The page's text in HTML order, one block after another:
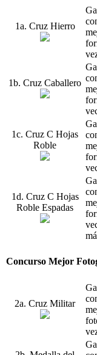
1a. Cruz Hierro
1b. Cruz Caballero
1c. Cruz C Hojas
Roble
1d. Cruz C Hojas
Roble Espadas
Concurso Mejor
2a. Cruz Militar